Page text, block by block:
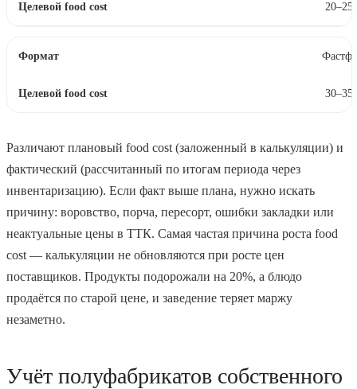
Различают плановый food cost (заложенный в калькуляции) и
фактический (рассчитанный по итогам периода через
инвентаризацию). Если факт выше плана, нужно искать
причину: воровство, порча, пересорт, ошибки закладки или
неактуальные цены в ТТК. Самая частая причина роста food
cost — калькуляции не обновляются при росте цен
поставщиков. Продукты подорожали на 20%, а блюдо
продаётся по старой цене, и заведение теряет маржу
незаметно.
Учёт полуфабрикатов собственного